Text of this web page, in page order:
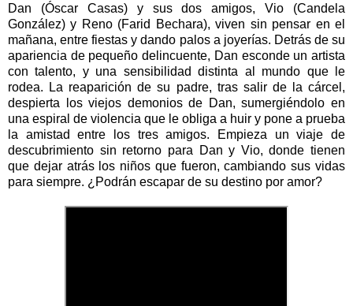
Dan (Óscar Casas) y sus dos amigos, Vio (Candela
González) y Reno (Farid Bechara), viven sin pensar en el
mañana, entre fiestas y dando palos a joyerías. Detrás de su
apariencia de pequeño delincuente, Dan esconde un artista
con talento, y una sensibilidad distinta al mundo que le
rodea. La reaparición de su padre, tras salir de la cárcel,
despierta los viejos demonios de Dan, sumergiéndolo en
una espiral de violencia que le obliga a huir y pone a prueba
la amistad entre los tres amigos. Empieza un viaje de
descubrimiento sin retorno para Dan y Vio, donde tienen
que dejar atrás los niños que fueron, cambiando sus vidas
para siempre. ¿Podrán escapar de su destino por amor?